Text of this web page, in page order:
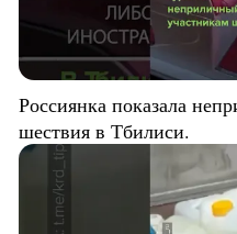
Россиянка показала
шествия в Тбилиси.